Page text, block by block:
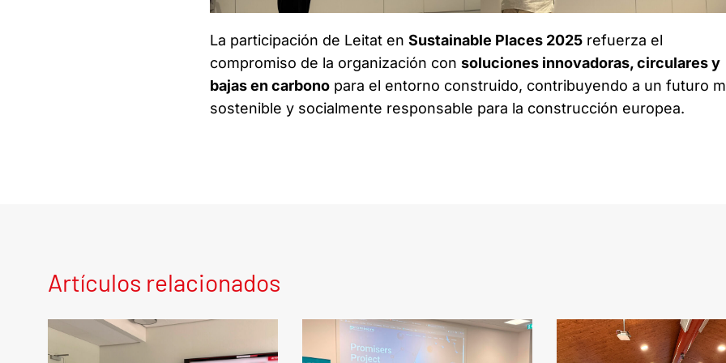
La participación de Leitat en Sustainable Places 2025refuerza el
compromiso de la organización con soluciones innovadoras, circulares y
bajas en carbonopara el entorno construido, contribuyendo a un futuro
sostenible y socialmente responsable para la construcción europea.
Artículos relacionados